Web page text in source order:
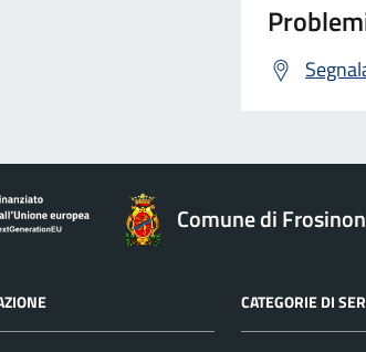
Comune di
CATEGORIE DI